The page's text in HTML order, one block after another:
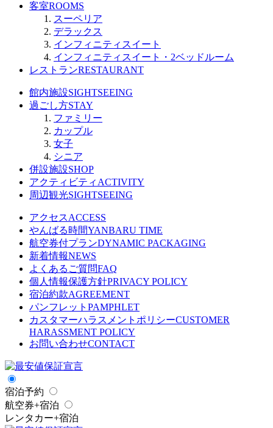
客室ROOMS
スーペリア
デラックス
インフィニティスイート
インフィニティスイート・2ベッドルーム
レストランRESTAURANT
館内施設SIGHTSEEING
過ごし方STAY
ファミリー
カップル
女子
シニア
併設施設SHOP
アクティビティACTIVITY
周辺観光SIGHTSEEING
アクセスACCESS
やんばる時間YANBARU TIME
航空券付プランDYNAMIC PACKAGING
新着情報NEWS
よくあるご質問FAQ
個人情報保護方針PRIVACY POLICY
宿泊約款AGREEMENT
パンフレット PAMPHLET
カスタマーハラスメントポリシーCUSTOMER
HARASSMENT POLICY
お問い合わせCONTACT
宿泊予約
航空券+宿泊
レンタカー+宿泊